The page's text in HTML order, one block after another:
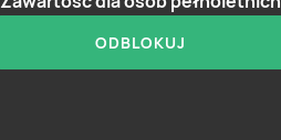
ODBLOKUJ